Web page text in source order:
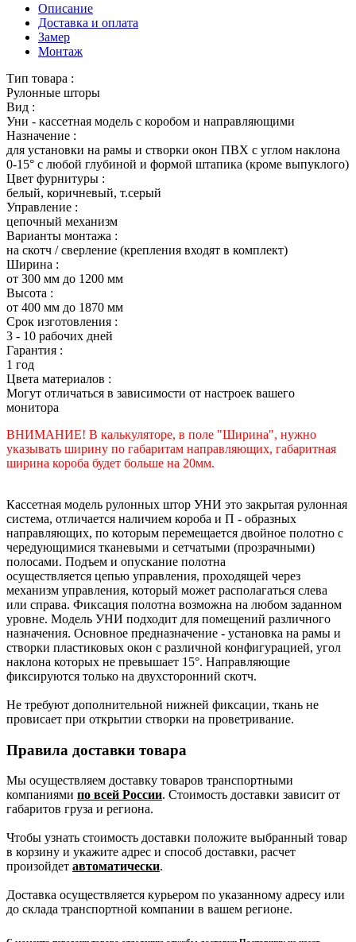
Описание
Доставка и оплата
Замер
Монтаж
Тип товара :
Рулонные шторы
Вид :
Уни - кассетная модель с коробом и направляющими
Назначение :
для установки на рамы и створки окон ПВХ с углом наклона
0-15° с любой глубиной и формой штапика (кроме выпуклого)
Цвет фурнитуры :
белый, коричневый, т.серый
Управление :
цепочный механизм
Варианты монтажа :
на скотч / сверление (крепления входят в комплект)
Ширина :
от 300 мм до 1200 мм
Высота :
от 400 мм до 1870 мм
Срок изготовления :
3 - 10 рабочих дней
Гарантия :
1 год
Цвета материалов :
Могут отличаться в зависимости от настроек вашего
монитора
ВНИМАНИЕ! В калькуляторе, в поле "Ширина", нужно
указывать ширину по габаритам направляющих, габаритная
ширина короба будет больше на 20мм.
Кассетная модель рулонных штор УНИ это закрытая рулонная
система, отличается наличием короба и П - образных
направляющих, по которым перемещается двойное полотно с
чередующимися тканевыми и сетчатыми (прозрачными)
полосами. Подъем и опускание полотна
осуществляется цепью управления, проходящей через
механизм управления, который может располагаться слева
или справа. Фиксация полотна возможна на любом заданном
уровне. Модель УНИ подходит для помещений различного
назначения. Основное предназначение - установка на рамы и
створки пластиковых окон с различной конфигурацией, угол
наклона которых не превышает 15°. Направляющие
фиксируются только на двухсторонний скотч.
Не требуют дополнительной нижней фиксации, ткань не
провисает при открытии створки на проветривание.
Правила доставки товара
Мы осуществляем доставку товаров транспортными
компаниями по всей России. Стоимость доставки зависит от
габаритов груза и региона.
Чтобы узнать стоимость доставки положите выбранный товар
в корзину и укажите адрес и способ доставки, расчет
произойдет автоматически.
Доставка осуществляется курьером по указанному адресу или
до склада транспортной компании в вашем регионе.